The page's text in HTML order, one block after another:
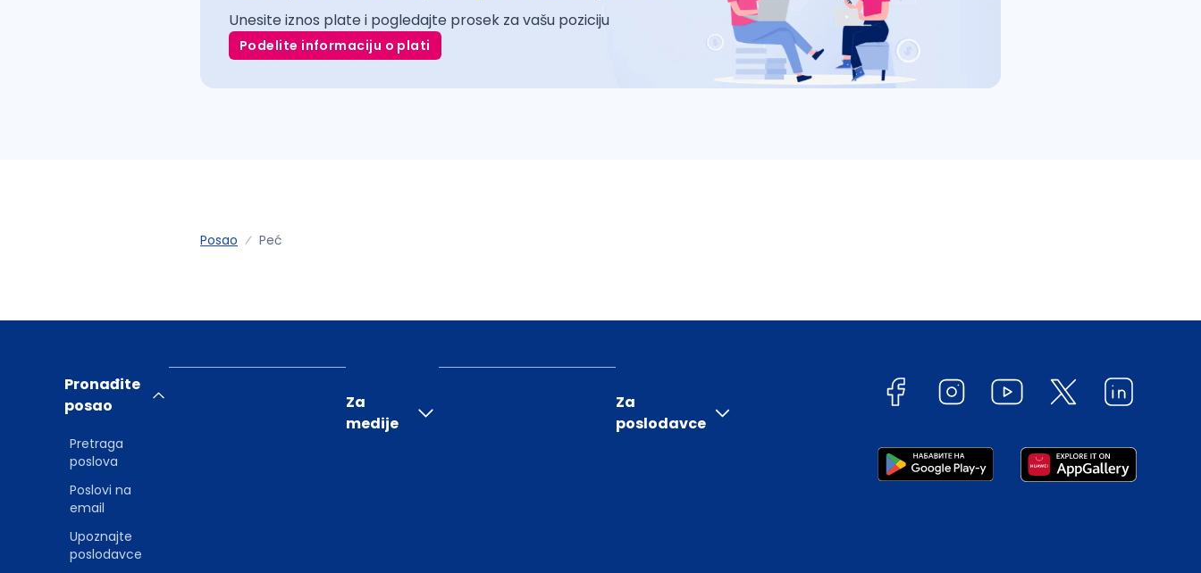
Unesite iznos plate i pogledajte prosek za vašu poziciju
Podelite informaciju o plati
Posao Peć
Pronađite
posao
Pretraga
poslova
Poslovi na
email
Upoznajte
poslodavce
Za
medije
Za
poslodavce